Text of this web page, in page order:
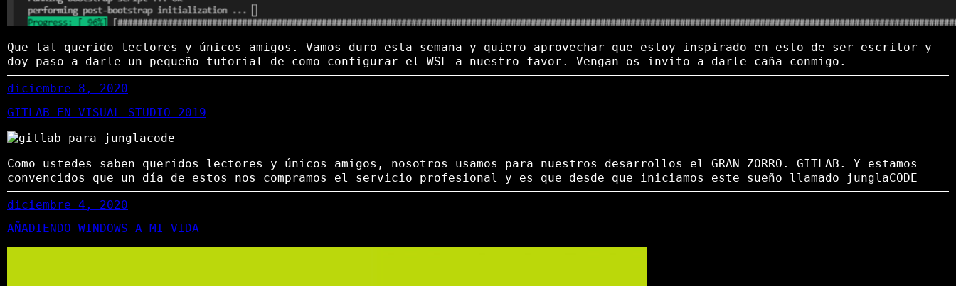
Que tal querido lectores y únicos amigos. Vamos duro esta semana y quiero aprovechar que estoy inspirado en esto de ser escritor y
doy paso a darle un pequeño tutorial de como configurar el WSL a nuestro favor. Vengan os invito a darle caña conmigo.
diciembre 8, 2020
GITLAB EN VISUAL STUDIO 2019
Como ustedes saben queridos lectores y únicos amigos, nosotros usamos para nuestros desarrollos el GRAN ZORRO. GITLAB. Y estamos
convencidos que un día de estos nos compramos el servicio profesional y es que desde que iniciamos este sueño llamado junglaCODE
diciembre 4, 2020
AÑADIENDO WINDOWS A MI VIDA